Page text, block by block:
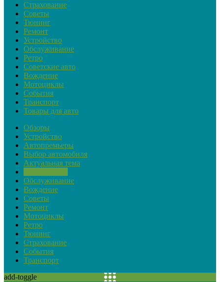
Страхование
Советы
Тюнинг
Ремонт
Устройство
Обслуживание
Ретро
Советские авто
Вождение
Мотоциклы
События
Транспорт
Товары для авто
Обзоры
Устройство
Автопремьеры
Выбор автомобиля
Актуальная тема
Обслуживание
Вождение
Советы
Ремонт
Мотоциклы
Ретро
Тюнинг
Страхование
События
Транспорт
add-toggle